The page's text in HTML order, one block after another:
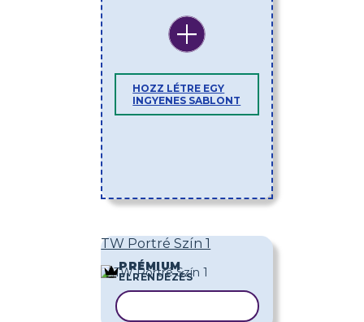
HOZZ LÉTRE EGY
INGYENES SABLONT
TW Portré Szín 1
PRÉMIUM
ELRENDEZÉS